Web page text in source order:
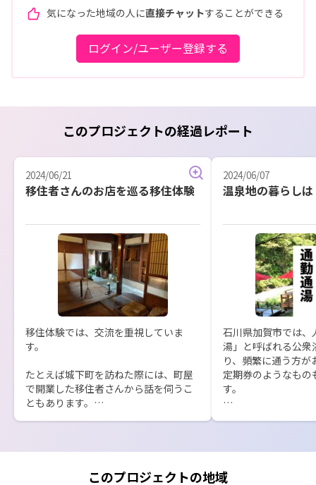
気になった地域の人に直接チャットすることができる
ログイン/ユーザー登録する
このプロジェクトの経過レポート
2024/06/21
移住者さんのお店を巡る移住体験
移住体験では、交流を重視していま
す。
たとえば城下町を訪ねた際には、町屋
で開業した移住者さんから話を伺うこ
ともあります。
今ではやりたいことも増えすぎて困っ
2024/06/07
温泉地の暮らし
石川県加賀市では、
湯」と呼ばれる公衆
り、頻繁に通う方
定期券のようなも
す。
夢のような生活スタ
このプロジェクトの地域